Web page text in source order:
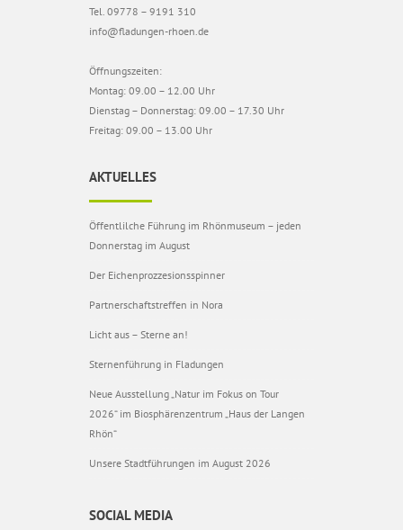
Tel. 09778 – 9191 310
info@fladungen-rhoen.de
Öffnungszeiten:
Montag: 09.00 – 12.00 Uhr
Dienstag – Donnerstag: 09.00 – 17.30 Uhr
Freitag: 09.00 – 13.00 Uhr
AKTUELLES
Öffentlilche Führung im Rhönmuseum – jeden
Donnerstag im August
Der Eichenprozzesionsspinner
Partnerschaftstreffen in Nora
Licht aus – Sterne an!
Sternenführung in Fladungen
Neue Ausstellung „Natur im Fokus on Tour
2026“ im Biosphärenzentrum „Haus der Langen
Rhön“
Unsere Stadtführungen im August 2026
SOCIAL MEDIA